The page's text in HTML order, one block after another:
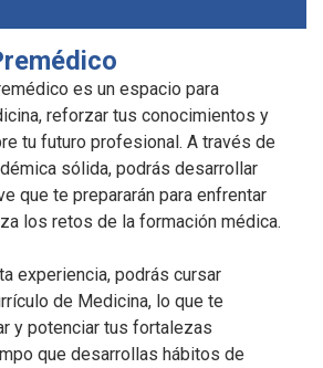
es un espacio para
reforzar tus conocimientos y
tu futuro profesional. A través de
sólida, podrás desarrollar
que te prepararán para enfrentar
los retos de la formación médica.
experiencia, podrás cursar
de Medicina, lo que te
y potenciar tus fortalezas
que desarrollas hábitos de